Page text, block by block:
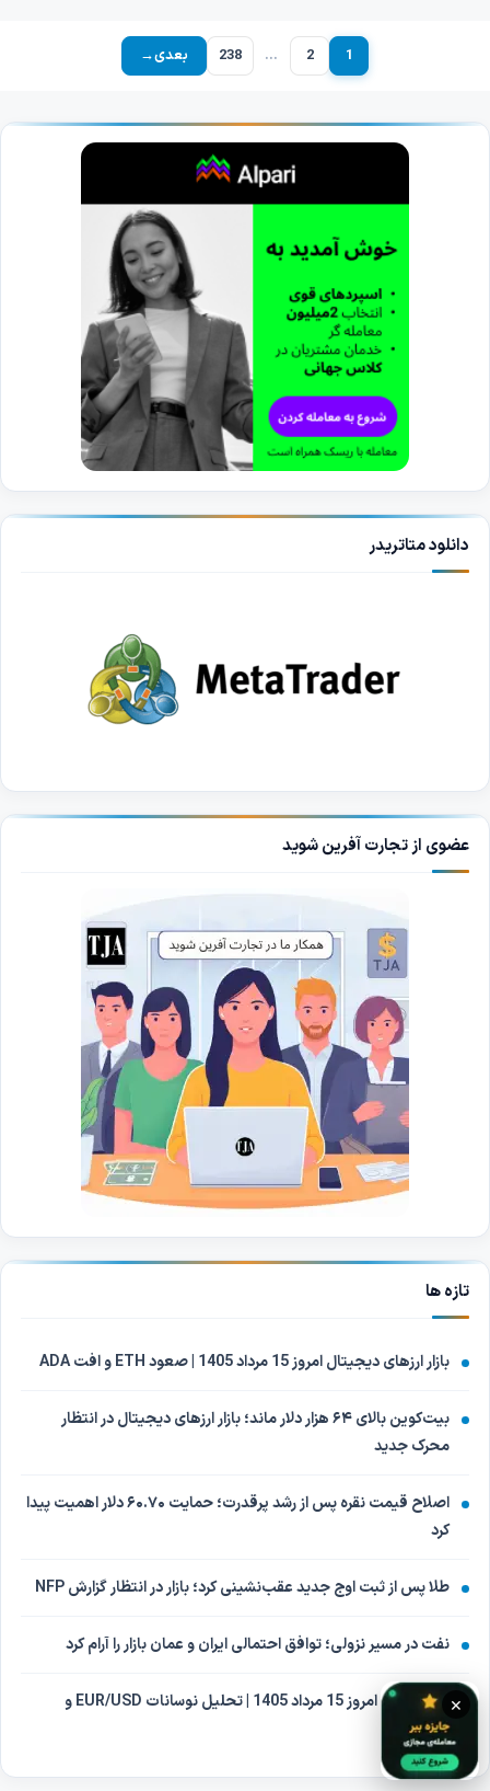
برگه1 برگه2
… برگه
238 بعدی→
دانلود متاتریدر
عضوی از تجارت آفرین شوید
تازه ها
بازار ارزهای دیجیتال امروز 15 مرداد 1405 | صعود ETH و افت ADA
بیت‌کوین بالای ۶۴ هزار دلار ماند؛ بازار ارزهای دیجیتال در انتظار
محرک جدید
اصلاح قیمت نقره پس از رشد پرقدرت؛ حمایت ۶۰.۷۰ دلار اهمیت پیدا
کرد
طلا پس از ثبت اوج جدید عقب‌نشینی کرد؛ بازار در انتظار گزارش NFP
نفت در مسیر نزولی؛ توافق احتمالی ایران و عمان بازار را آرام کرد
بازار فارکس امروز 15 مرداد 1405 | تحلیل نوسانات EUR/USD و
USD/CAD
×